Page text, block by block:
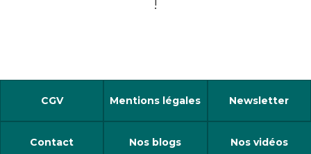
!
CGV Mentions légales Newsletter
Contact Nos blogs Nos vidéos